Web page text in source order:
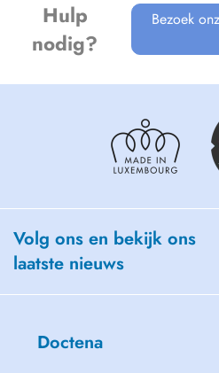
Hulp
nodig?
Bezoek
Volg ons en bekijk ons
laatste nieuws
Doctena